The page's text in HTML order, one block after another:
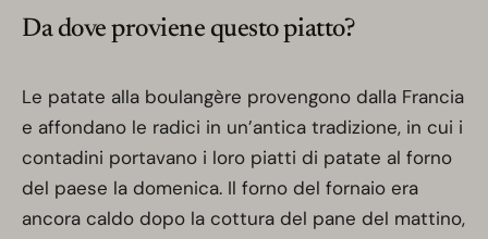
Da dove proviene questo piatto?
Le patate alla boulangère provengono dalla Francia
e affondano le radici in un’antica tradizione, in cui i
contadini portavano i loro piatti di patate al forno
del paese la domenica. Il forno del fornaio era
ancora caldo dopo la cottura del pane del mattino,